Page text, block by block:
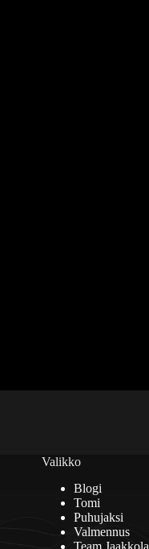
Valikko
Blogi
Tomi
Puhujaksi
Valmennus